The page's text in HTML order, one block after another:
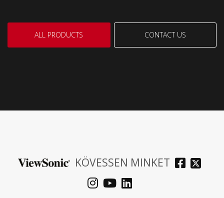
ALL PRODUCTS CONTACT US
KÖVESSEN MINKET